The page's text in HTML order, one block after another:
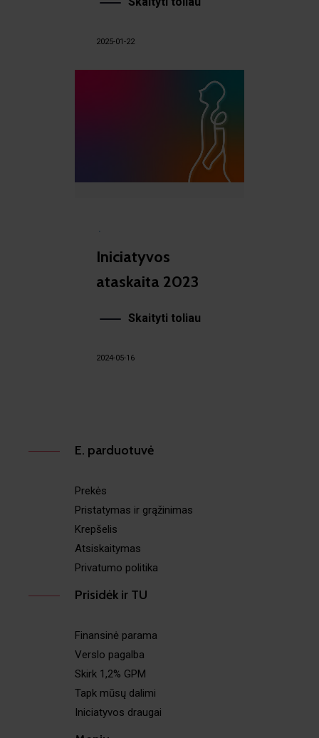
2025-01-22
·
Iniciatyvos
ataskaita 2023
Skaityti toliau
2024-05-16
E. parduotuvė
Prekės
Pristatymas ir grąžinimas
Krepšelis
Atsiskaitymas
Privatumo politika
Prisidėk ir TU
Finansinė parama
Verslo pagalba
Skirk 1,2% GPM
Tapk mūsų dalimi
Iniciatyvos draugai